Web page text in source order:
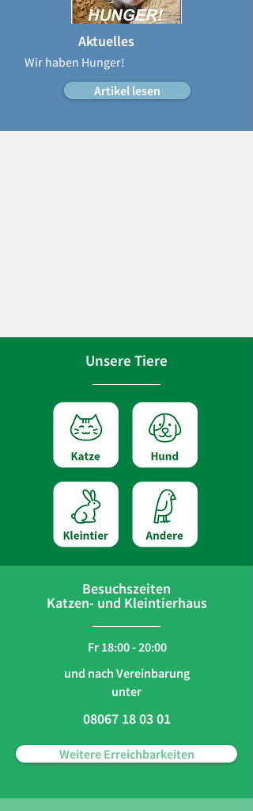
Aktuelles
Wir haben Hunger!
Artikel lesen
Unsere Tiere
Besuchszeiten
Katzen- und Kleintierhaus
Fr 18:00 - 20:00
und nach Vereinbarung
unter
08067 18 03 01
Weitere Erreichbarkeiten